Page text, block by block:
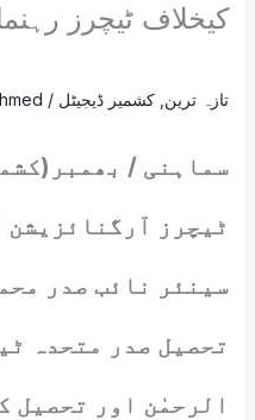
کیخلاف ٹیچرز
تازہ ترین کشمیر ڈیجیٹل /
سماہنی /
ٹیچرز
سینئر نائب صدر
تحصیل صدر متحدہ
الرحمٰن اور تحصیل